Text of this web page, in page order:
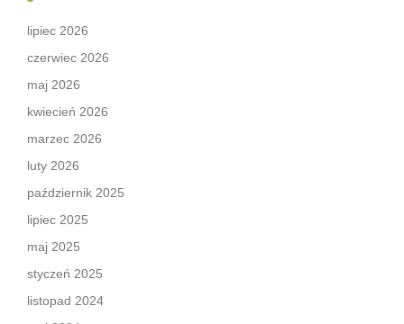
lipiec 2026
czerwiec 2026
maj 2026
kwiecień 2026
marzec 2026
luty 2026
październik 2025
lipiec 2025
maj 2025
styczeń 2025
listopad 2024